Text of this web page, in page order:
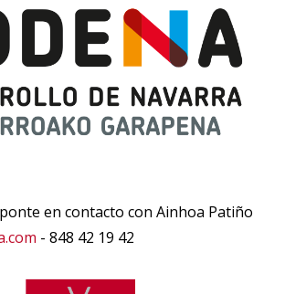
en contacto con Ainhoa Patiño
- 848 42 19 42